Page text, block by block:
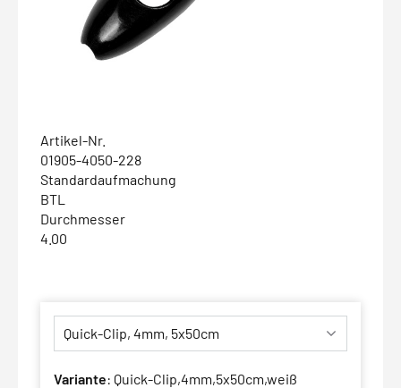
Artikel-Nr.
01905-4050-228
Standardaufmachung
BTL
Durchmesser
4.00
Variante: Quick-Clip,4mm,5x50cm,weiß